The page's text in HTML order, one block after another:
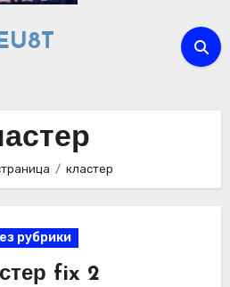
кластер
рубрики
fix 2